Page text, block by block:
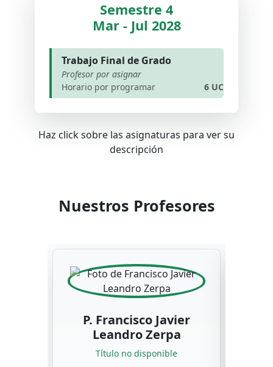
Semestre 4
Mar - Jul 2028
Trabajo Final de Grado
Profesor por asignar
Horario por programar
6 UC
Haz click sobre las asignaturas para ver su
descripción
Nuestros Profesores
P. Francisco Javier
Leandro Zerpa
Título no disponible